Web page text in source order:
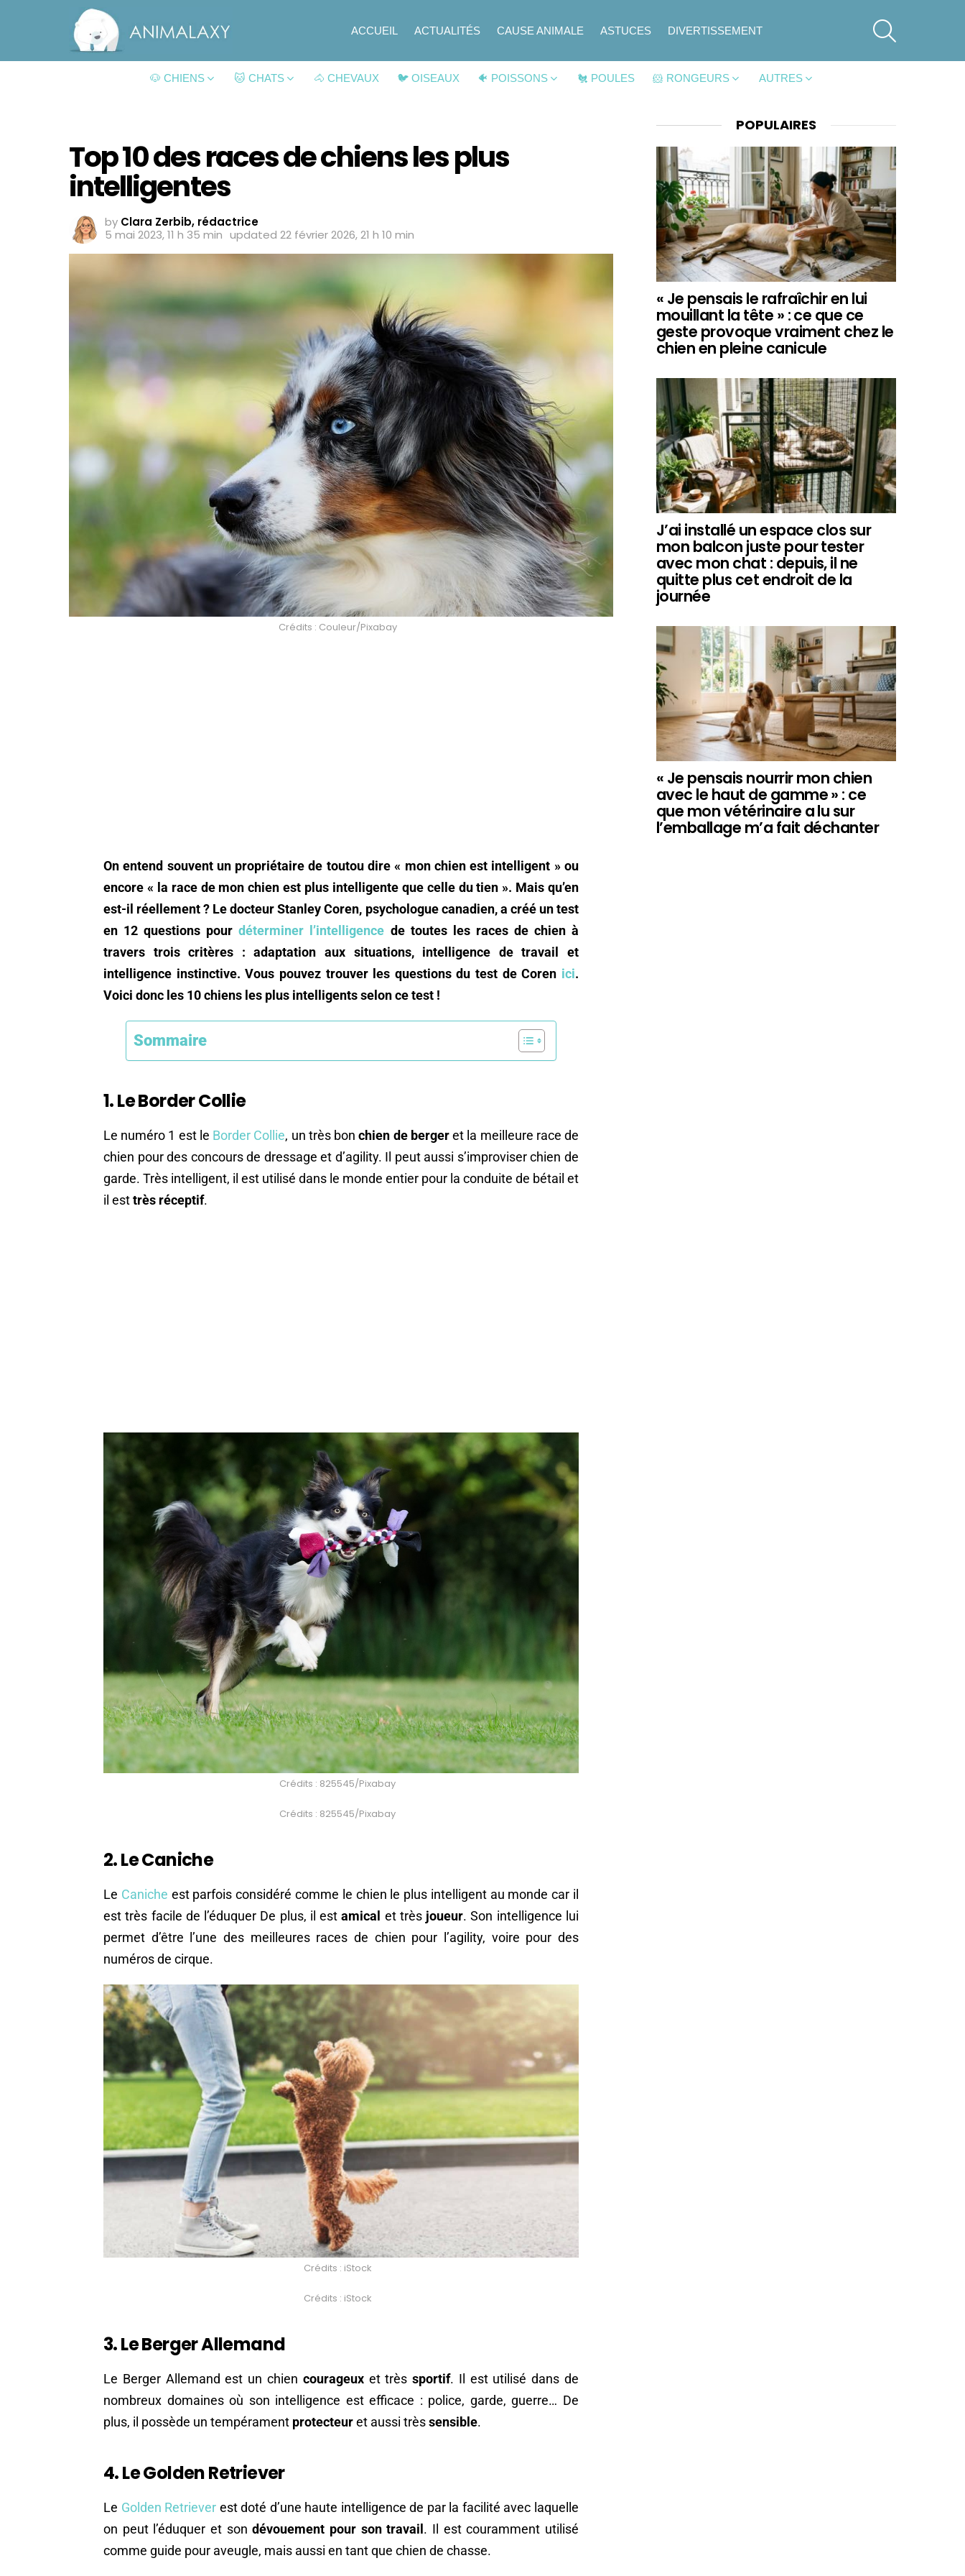
ACCUEIL ACTUALITÉS CAUSE ANIMALE ASTUCES DIVERTISSEMENT
🐶 CHIENS 🐱 CHATS 🐴 CHEVAUX 🐦 OISEAUX 🐠 POISSONS 🐔 POULES 🐹 RONGEURS AUTRES
Top 10 des races de chiens les plus
intelligentes
by Clara Zerbib, rédactrice
5 mai 2023, 11 h 35 min updated 22 février 2026, 21 h 10 min
Crédits : Couleur/Pixabay
On entend souvent un propriétaire de toutou dire « mon chien est intelligent » ou
encore « la race de mon chien est plus intelligente que celle du tien ». Mais qu’en
est-il réellement ? Le docteur Stanley Coren, psychologue canadien, a créé un test
en 12 questions pourdéterminer l’intelligence de toutes les races de chien à
travers trois critères : adaptation aux situations, intelligence de travail et
intelligence instinctive. Vous pouvez trouver les questions du test de Coren ici.
Voici donc les 10 chiens les plus intelligents selon ce test !
Sommaire
1. Le Border Collie
Le numéro 1 est le Border Collie, un très bonchien de bergeret la meilleure race de
chien pour des concours de dressage et d’agility. Il peut aussi s’improviser chien de
garde. Très intelligent, il est utilisé dans le monde entier pour la conduite de bétail et
il esttrès réceptif.
Crédits : 825545/Pixabay
Crédits : 825545/Pixabay
2. Le Caniche
Le Caniche est parfois considéré comme le chien le plus intelligent au monde car il
est très facile de l’éduquer De plus, il estamical et très joueur. Son intelligence lui
permet d’être l’une des meilleures races de chien pour l’agility, voire pour des
numéros de cirque.
Crédits : iStock
Crédits : iStock
3. Le Berger Allemand
Le Berger Allemand est un chien courageux et trèssportif. Il est utilisé dans de
nombreux domaines où son intelligence est efficace : police, garde, guerre… De
plus, il possède un tempérament protecteuret aussi trèssensible.
4. Le Golden Retriever
Le Golden Retriever est doté d’une haute intelligence de par la facilité avec laquelle
on peut l’éduquer et sondévouement pour son travail . Il est couramment utilisé
comme guide pour aveugle, mais aussi en tant que chien de chasse.
POPULAIRES
« Je pensais le rafraîchir en lui
mouillant la tête » : ce que ce
geste provoque vraiment chez le
chien en pleine canicule
J’ai installé un espace clos sur
mon balcon juste pour tester
avec mon chat : depuis, il ne
quitte plus cet endroit de la
journée
« Je pensais nourrir mon chien
avec le haut de gamme » : ce
que mon vétérinaire a lu sur
l’emballage m’a fait déchanter